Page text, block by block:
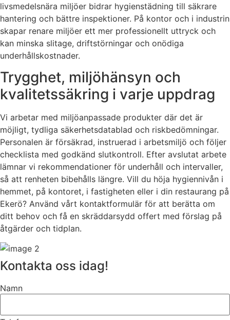
livsmedelsnära miljöer bidrar hygienstädning till säkrare
hantering och bättre inspektioner. På kontor och i industrin
skapar renare miljöer ett mer professionellt uttryck och
kan minska slitage, driftstörningar och onödiga
underhållskostnader.
Trygghet, miljöhänsyn och
kvalitetssäkring i varje uppdrag
Vi arbetar med miljöanpassade produkter där det är
möjligt, tydliga säkerhetsdatablad och riskbedömningar.
Personalen är försäkrad, instruerad i arbetsmiljö och följer
checklista med godkänd slutkontroll. Efter avslutat arbete
lämnar vi rekommendationer för underhåll och intervaller,
så att renheten bibehålls längre. Vill du höja hygiennivån i
hemmet, på kontoret, i fastigheten eller i din restaurang på
Ekerö? Använd vårt kontaktformulär för att berätta om
ditt behov och få en skräddarsydd offert med förslag på
åtgärder och tidplan.
Kontakta oss idag!
Namn